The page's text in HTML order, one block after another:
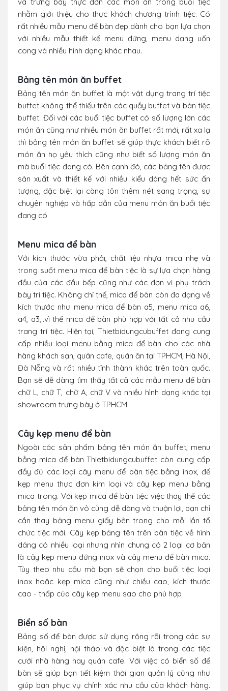
và trưng bày thực đơn các món ăn trong buổi tiệc
nhằm giới thiệu cho thực khách chương trình tiệc. Có
rất nhiều mẫu menu để bàn đẹp dành cho bạn lựa chọn
với nhiều mẫu thiết kế menu đứng, menu dạng uốn
cong và nhiều hình dạng khác nhau.
Bảng tên món ăn buffet
Bảng tên món ăn buffet là một vật dụng trang trí tiệc
buffet không thể thiếu trên các quầy buffet và bàn tiệc
buffet. Đối với các buổi tiệc buffet có số lượng lớn các
món ăn cũng như nhiều món ăn buffet rất mới, rất xa lạ
thì bảng tên món ăn buffet sẽ giúp thực khách biết rõ
món ăn họ yêu thích cũng như biết số lượng món ăn
mà buổi tiệc đang có. Bên cạnh đó, các bảng tên được
sản xuất và thiết kế với nhiều kiểu dáng hết sức ấn
tượng, đặc biệt lại càng tôn thêm nét sang trọng, sự
chuyên nghiệp và hấp dẫn của menu món ăn buổi tiệc
đang có
Menu mica để bàn
Với kích thước vừa phải, chất liệu nhựa mica nhẹ và
trong suốt menu mica để bàn tiệc là sự lựa chọn hàng
đầu của các đầu bếp cũng như các đơn vị phụ trách
bày trí tiệc. Không chỉ thế, mica để bàn còn đa dạng về
kích thước như menu mica để bàn a5, menu mica a6,
a4, a3,..vì thế mica để bàn phù hợp với tất cả nhu cầu
trang trí tiệc. Hiện tại, Thietbidungcubuffet đang cung
cấp nhiều loại menu bằng mica để bàn cho các nhà
hàng khách sạn, quán cafe, quán ăn tại TPHCM, Hà Nội,
Đà Nẵng và rất nhiều tỉnh thành khác trên toàn quốc.
Bạn sẽ dễ dàng tìm thấy tất cả các mẫu menu để bàn
chữ L, chữ T, chữ A, chữ V và nhiều hình dạng khác tại
showroom trưng bày ở TPHCM
Cây kẹp menu để bàn
Ngoài các sản phẩm bảng tên món ăn buffet, menu
bằng mica để bàn Thietbidungcubuffet còn cung cấp
đầy đủ các loại cây menu để bàn tiệc bằng inox, đế
kẹp menu thực đơn kim loại và cây kẹp menu bằng
mica trong. Với kẹp mica để bàn tiệc việc thay thế các
bảng tên món ăn vô cùng dễ dàng và thuận lợi, bạn chỉ
cần thay bảng menu giấy bên trong cho mỗi lần tổ
chức tiệc mới. Cây kẹp bảng tên trên bàn tiệc về hình
dáng có nhiều loại nhưng nhìn chung có 2 loại cơ bản
là cây kẹp menu đứng inox và cây menu để bàn mica.
Tùy theo nhu cầu mà bạn sẽ chọn cho buổi tiệc loại
inox hoặc kẹp mica cũng như chiều cao, kích thước
cao - thấp của cây kẹp menu sao cho phù hợp
Biển số bàn
Bảng số để bàn được sử dụng rộng rãi trong các sự
kiện, hội nghị, hội thảo và đặc biệt là trong các tiệc
cưới nhà hàng hay quán cafe. Với việc có biển số để
bàn sẽ giúp bạn tiết kiệm thời gian quản lý cũng như
giúp bạn phục vụ chính xác nhu cầu của khách hàng.